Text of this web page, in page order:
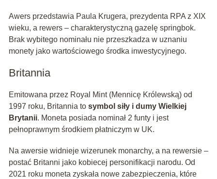
Awers przedstawia Paula Krugera, prezydenta RPA z XIX
wieku, a rewers – charakterystyczną gazelę springbok.
Brak wybitego nominału nie przeszkadza w uznaniu
monety jako wartościowego środka inwestycyjnego.
Britannia
Emitowana przez Royal Mint (Mennicę Królewską) od
1997 roku, Britannia to symbol siły i dumy Wielkiej
Brytanii. Moneta posiada nominał 2 funty i jest
pełnoprawnym środkiem płatniczym w UK.
Na awersie widnieje wizerunek monarchy, a na rewersie –
postać Britanni jako kobiecej personifikacji narodu. Od
2021 roku moneta zyskała nowe zabezpieczenia, które